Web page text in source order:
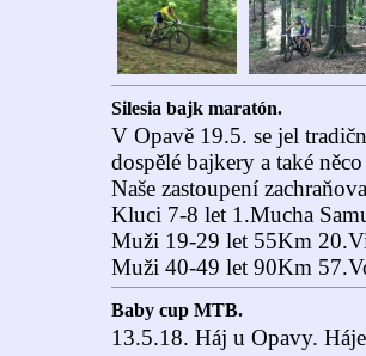
Silesia bajk maratón.
V Opavě 19.5. se jel
dospělé bajkery a také
Naše zastoupení
Kluci 7-8 let 1.Mucha
Muži 19-29 let 55Km
Muži 40-49 let 90Km
Baby cup MTB.
13.5.18. Háj u Opavy.